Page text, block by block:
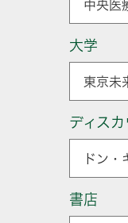
中央
大学
東京
ディス
ドン
書店